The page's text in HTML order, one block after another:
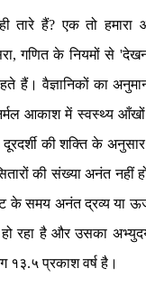
तारे हैं?एक तो
,गणित के नियमों से '
हैं। वैज्ञानिकों का
आकाश में स्वस्थ्य
की शक्ति के अनुसार
की संख्या अनंत नहीं
के समय अनंत द्रव्य या
रहा है और उसका
१३.५ प्रकाश वर्ष है।